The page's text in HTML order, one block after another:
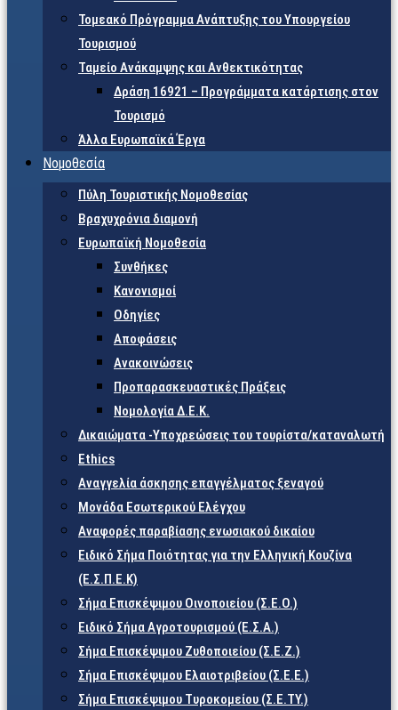
Τομεακό Πρόγραμμα Ανάπτυξης του Υπουργείου
Τουρισμού
Ταμείο Ανάκαμψης και Ανθεκτικότητας
Δράση 16921 – Προγράμματα κατάρτισης στον
Τουρισμό
Άλλα Ευρωπαϊκά Έργα
Νομοθεσία
Πύλη Τουριστικής Νομοθεσίας
Βραχυχρόνια διαμονή
Ευρωπαϊκή Νομοθεσία
Συνθήκες
Κανονισμοί
Οδηγίες
Αποφάσεις
Ανακοινώσεις
Προπαρασκευαστικές Πράξεις
Νομολογία Δ.Ε.Κ.
Δικαιώματα -Υποχρεώσεις του τουρίστα/καταναλωτή
Ethics
Αναγγελία άσκησης επαγγέλματος ξεναγού
Μονάδα Εσωτερικού Ελέγχου
Αναφορές παραβίασης ενωσιακού δικαίου
Ειδικό Σήμα Ποιότητας για την Ελληνική Κουζίνα
(Ε.Σ.Π.Ε.Κ)
Σήμα Επισκέψιμου Οινοποιείου (Σ.Ε.Ο.)
Ειδικό Σήμα Αγροτουρισμού (Ε.Σ.Α.)
Σήμα Επισκέψιμου Ζυθοποιείου (Σ.Ε.Ζ.)
Σήμα Επισκέψιμου Ελαιοτριβείου (Σ.Ε.Ε.)
Σήμα Επισκέψιμου Τυροκομείου (Σ.Ε.TY.)